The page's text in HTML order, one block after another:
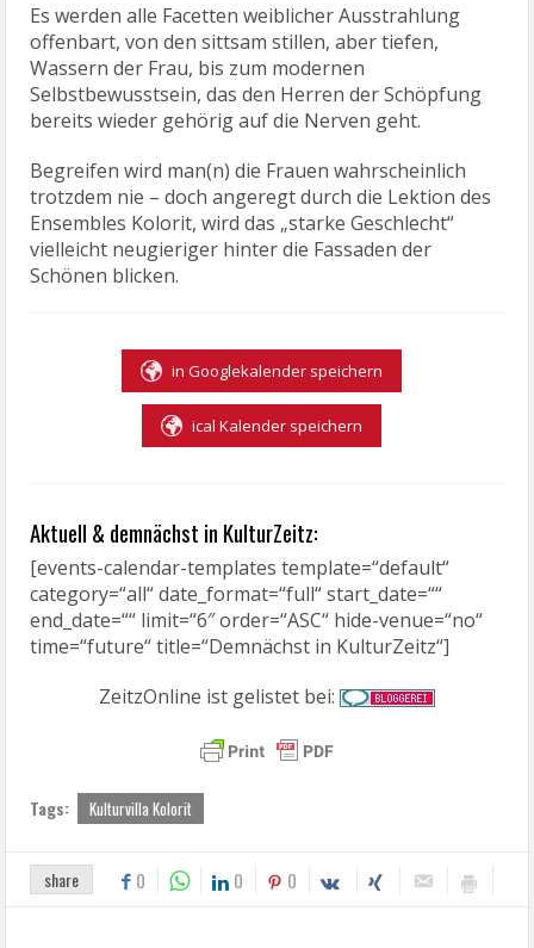
Es werden alle Facetten weiblicher Ausstrahlung
offenbart, von den sittsam stillen, aber tiefen,
Wassern der Frau, bis zum modernen
Selbstbewusstsein, das den Herren der Schöpfung
bereits wieder gehörig auf die Nerven geht.
Begreifen wird man(n) die Frauen wahrscheinlich
trotzdem nie – doch angeregt durch die Lektion des
Ensembles Kolorit, wird das „starke Geschlecht“
vielleicht neugieriger hinter die Fassaden der
Schönen blicken.
in Googlekalender speichern
ical Kalender speichern
Aktuell & demnächst in KulturZeitz:
[events-calendar-templates template=“default“
category=“all“ date_format=“full“ start_date=““
end_date=““ limit=“6″ order=“ASC“ hide-venue=“no“
time=“future“ title=“Demnächst in KulturZeitz“]
ZeitzOnline ist gelistet bei:
Tags: Kulturvilla Kolorit
share 0 0 0